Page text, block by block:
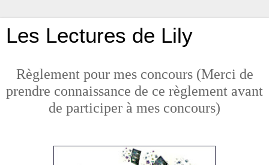
Les Lectures de Lily
Règlement pour mes concours (Merci de
prendre connaissance de ce règlement avant
de participer à mes concours)